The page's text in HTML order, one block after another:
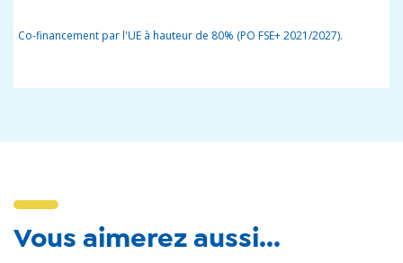
Co-financement par l'UE à hauteur de 80% (PO FSE+ 2021/2027).
Vous aimerez aussi...